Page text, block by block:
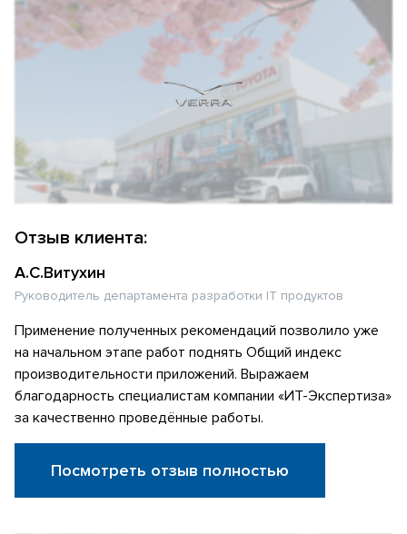
Отзыв клиента:
А.С.Витухин
Руководитель департамента разработки IT продуктов
Применение полученных рекомендаций позволило уже
на начальном этапе работ поднять Общий индекс
производительности приложений. Выражаем
благодарность специалистам компании «ИТ-Экспертиза»
за качественно проведённые работы.
Посмотреть отзыв полностью